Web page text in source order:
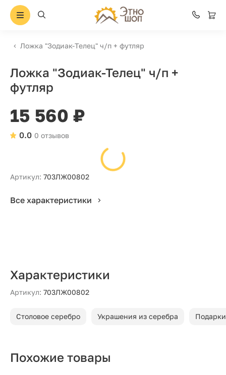
Ложка "Зодиак-Телец" ч/п + футляр
Ложка "Зодиак-Телец" ч/п +
футляр
15 560 ₽
0 отзывов
0.0
Артикул: 703ЛЖ00802
Все характеристики
Характеристики
Артикул: 703ЛЖ00802
Столовое серебро Украшения из серебра
Похожие товары